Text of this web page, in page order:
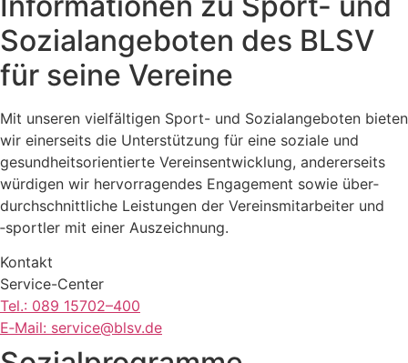
Sozi­al­an­ge­bo­ten des BLSV
für seine Vereine
Mit unse­ren viel­fäl­ti­gen Sport- und Sozi­al­an­ge­bo­ten bieten
wir einer­seits die Unter­stüt­zung für eine soziale und
gesund­heits­ori­en­tierte Vereins­ent­wick­lung, ande­rer­seits
würdi­gen wir hervor­ra­gen­des Enga­ge­ment sowie über­
durch­schnitt­li­che Leis­tun­gen der Vereins­mit­ar­bei­ter und
‑sport­ler mit einer Auszeichnung.
Kontakt
Service-Center
Tel.: 089 15702–400
E‑Mail: service@​blsv.​de